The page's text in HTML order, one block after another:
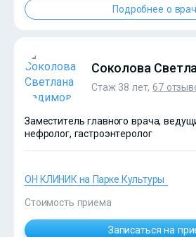
?> Подробнее о
Соколова
Стаж 38 лет,67
Заместитель главного врача,
нефролог, гастроэнтеролог
ОН КЛИНИК на Парке Культуры
Стоимость приема
Записаться на